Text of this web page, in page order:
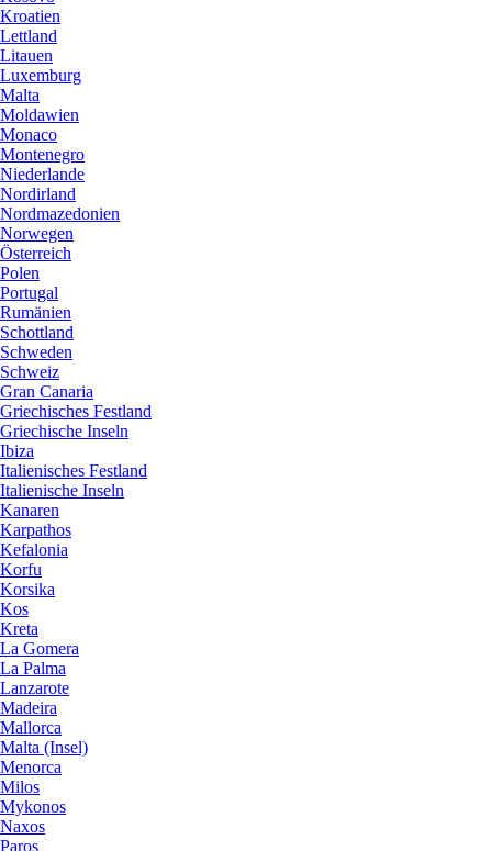
Kroatien
Lettland
Litauen
Luxemburg
Malta
Moldawien
Monaco
Montenegro
Niederlande
Nordirland
Nordmazedonien
Norwegen
Österreich
Polen
Portugal
Rumänien
Schottland
Schweden
Schweiz
Gran Canaria
Griechisches Festland
Griechische Inseln
Ibiza
Italienisches Festland
Italienische Inseln
Kanaren
Karpathos
Kefalonia
Korfu
Korsika
Kos
Kreta
La Gomera
La Palma
Lanzarote
Madeira
Mallorca
Malta (Insel)
Menorca
Milos
Mykonos
Naxos
Paros